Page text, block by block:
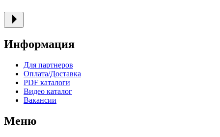
Информация
Для партнеров
Оплата/Доставка
PDF каталоги
Видео каталог
Вакансии
Меню